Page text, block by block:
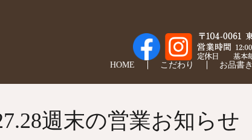
HOME こだわり お品書き
週末の営業お知らせ